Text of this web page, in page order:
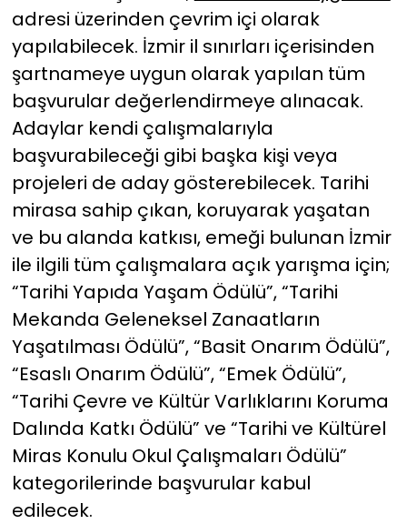
adresi üzerinden çevrim içi olarak
yapılabilecek. İzmir il sınırları içerisinden
şartnameye uygun olarak yapılan tüm
başvurular değerlendirmeye alınacak.
Adaylar kendi çalışmalarıyla
başvurabileceği gibi başka kişi veya
projeleri de aday gösterebilecek. Tarihi
mirasa sahip çıkan, koruyarak yaşatan
ve bu alanda katkısı, emeği bulunan İzmir
ile ilgili tüm çalışmalara açık yarışma için;
“Tarihi Yapıda Yaşam Ödülü”, “Tarihi
Mekanda Geleneksel Zanaatların
Yaşatılması Ödülü”, “Basit Onarım Ödülü”,
“Esaslı Onarım Ödülü”, “Emek Ödülü”,
“Tarihi Çevre ve Kültür Varlıklarını Koruma
Dalında Katkı Ödülü” ve “Tarihi ve Kültürel
Miras Konulu Okul Çalışmaları Ödülü”
kategorilerinde başvurular kabul
edilecek.